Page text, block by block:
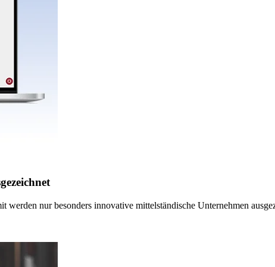
werden nur besonders innovative mittelständische Unternehmen